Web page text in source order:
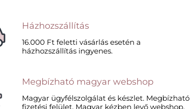
Házhozszállítás
16.000 Ft feletti vásárlás esetén a
házhozszállítás ingyenes.
Megbízható magyar webshop
Magyar ügyfélszolgálat és készlet. Megbízható
fizetési felület. Magyar kézben levő webshop,